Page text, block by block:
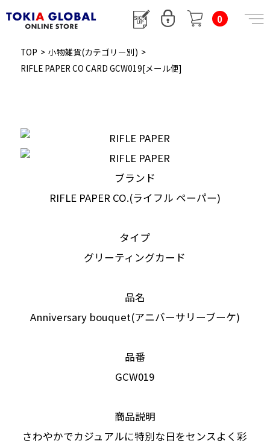
0
TOP > 小物雑貨(カテゴリー別) >
RIFLE PAPER CO CARD GCW019[メール便]
ブランド
RIFLE PAPER CO.(ライフル ペーパー)
タイプ
グリーティングカード
品名
Anniversary bouquet(アニバーサリーブーケ)
品番
GCW019
商品説明
さわやかでカジュアルに特別な日をセンスよく彩